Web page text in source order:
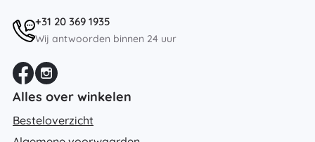
+31 20 369 1935
Wij antwoorden binnen 24 uur
Alles over winkelen
Besteloverzicht